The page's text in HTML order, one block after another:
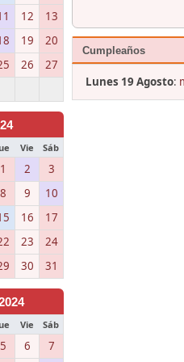
12
13
19
20
26
27
Vie Sáb
1 2
3
8 9
10
16
17
23
24
30 31
Vie Sáb
5 6 7
Cumpleaños
Lunes 19 Agosto: